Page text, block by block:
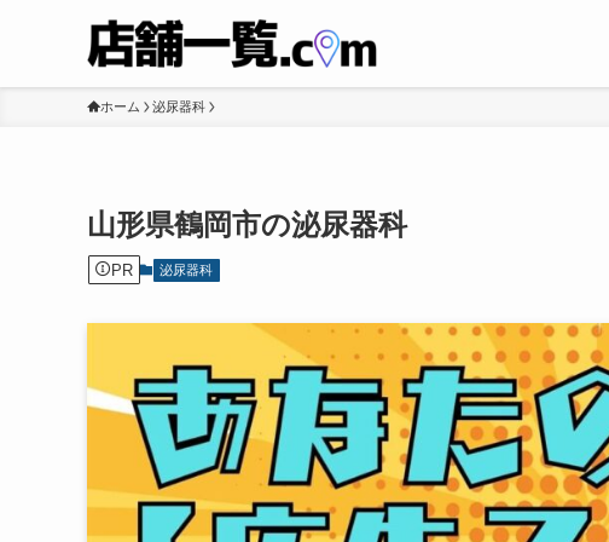
ホーム 泌尿器科
山形県鶴岡市の泌尿器科
PR 泌尿器科